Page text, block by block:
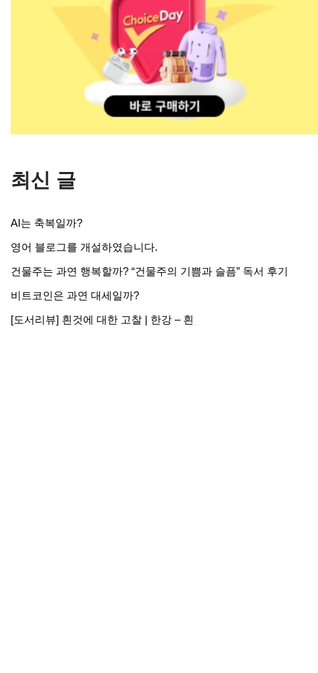
최신 글
AI는 축복일까?
영어 블로그를 개설하였습니다.
건물주는 과연 행복할까? “건물주의 기쁨과 슬픔” 독서 후기
비트코인은 과연 대세일까?
[도서리뷰] 흰것에 대한 고찰 | 한강 – 흰